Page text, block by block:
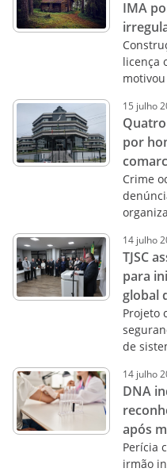
IMA
licença
15 julho
por
Crime
14 julho
TJSC
para
global
Projeto
de
14 julho
DNA
após
Perícia
irmão